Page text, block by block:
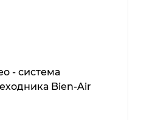
- система
Bien-Air